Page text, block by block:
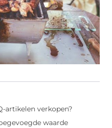
artikelen verkopen?
waarde